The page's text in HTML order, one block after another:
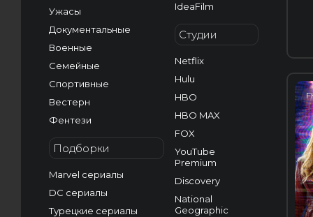
Ужасы
Документальные
Военные
Семейные
Спортивные
Вестерн
Фентези
Подборки
Marvel сериалы
DC сериалы
Турецкие сериалы
IdeaFilm
Студии
Netflix
Hulu
HBO
HBO MAX
FOX
YouTube
Premium
Discovery
National
Geographic